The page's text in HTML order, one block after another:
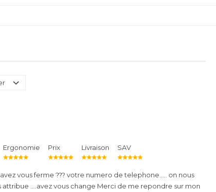
Ergonomie Prix Livraison SAV
avez vous ferme ??? votre numero de telephone….. on nous
attribue ….avez vous change Merci de me repondre sur mon